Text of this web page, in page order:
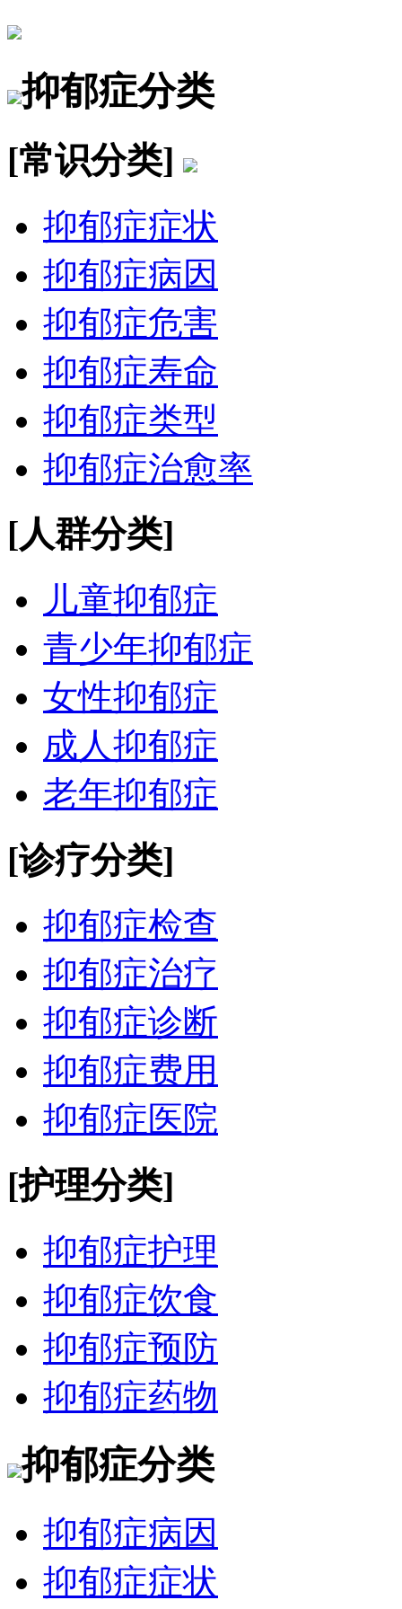
抑郁症分类
[常识分类]
抑郁症症状
抑郁症病因
抑郁症危害
抑郁症寿命
抑郁症类型
抑郁症治愈率
[人群分类]
儿童抑郁症
青少年抑郁症
女性抑郁症
成人抑郁症
老年抑郁症
[诊疗分类]
抑郁症检查
抑郁症治疗
抑郁症诊断
抑郁症费用
抑郁症医院
[护理分类]
抑郁症护理
抑郁症饮食
抑郁症预防
抑郁症药物
抑郁症分类
抑郁症病因
抑郁症症状